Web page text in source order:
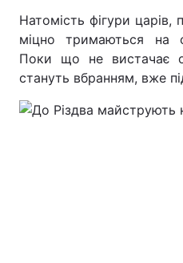
Натомість фігури царів,
міцно тримаються на
Поки що не вистачає
стануть вбранням, вже